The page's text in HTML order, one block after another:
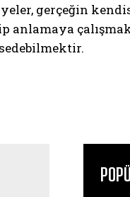
gerçeğin
anlamaya